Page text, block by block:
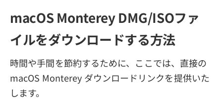
macOS Monterey DMG/ISOファ
イルをダウンロードする方法
時間や手間を節約するために、ここでは、直接の
macOS Monterey ダウンロードリンクを提供いた
します。